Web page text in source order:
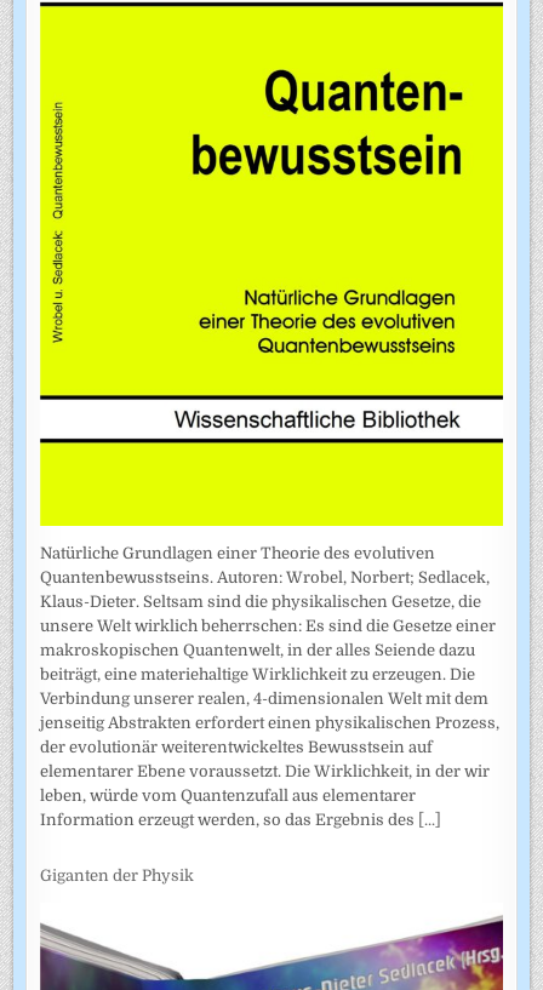
Natürliche Grundlagen einer Theorie des evolutiven
Quantenbewusstseins. Autoren: Wrobel, Norbert; Sedlacek,
Klaus-Dieter. Seltsam sind die physikalischen Gesetze, die
unsere Welt wirklich beherrschen: Es sind die Gesetze einer
makroskopischen Quantenwelt, in der alles Seiende dazu
beiträgt, eine materiehaltige Wirklichkeit zu erzeugen. Die
Verbindung unserer realen, 4-dimensionalen Welt mit dem
jenseitig Abstrakten erfordert einen physikalischen Prozess,
der evolutionär weiterentwickeltes Bewusstsein auf
elementarer Ebene voraussetzt. Die Wirklichkeit, in der wir
leben, würde vom Quantenzufall aus elementarer
Information erzeugt werden, so das Ergebnis des [...]
Giganten der Physik